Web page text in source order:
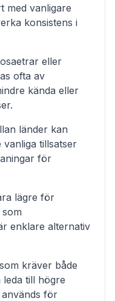
med vanligare
konsistens i
eller
ofta av
kända eller
länder kan
tillsatser
för
lägre för
enklare alternativ
kräver både
till högre
för